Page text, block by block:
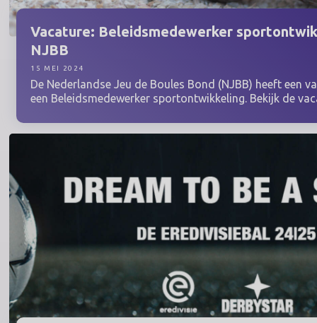
Vacature: Beleidsmedewerker
NJBB
De Nederlandse Jeu de Boules Bond (NJBB) heeft een
een Beleidsmedewerker sportontwikkeling. Bekijk de
15 MEI 2024